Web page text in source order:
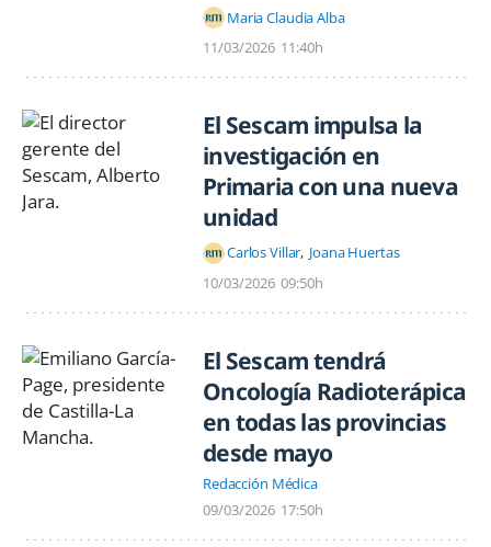
Maria Claudia Alba
11/03/2026 11:40h
El Sescam impulsa la
investigación en
Primaria con una nueva
unidad
Carlos Villar Joana Huertas
10/03/2026 09:50h
El Sescam tendrá
Oncología Radioterápica
en todas las provincias
desde mayo
Redacción Médica
09/03/2026 17:50h